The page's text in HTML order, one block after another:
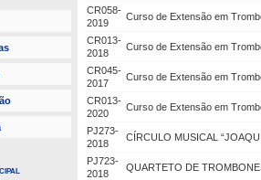
CR058-
2019
Curso de Extensão em
CR013-
2018
Curso de Extensão em
CR045-
2017
Curso de Extensão em
CR013-
2020
Curso de Extensão em
PJ273-
2018
CÍRCULO MUSICAL
PJ723-
2018
QUARTETO DE